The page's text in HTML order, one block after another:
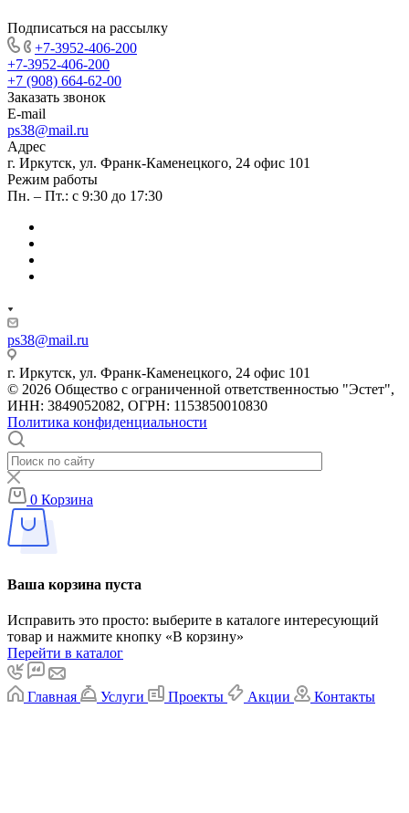
Подписаться на рассылку
+7-3952-406-200
+7-3952-406-200
+7 (908) 664-62-00
Заказать звонок
E-mail
ps38@mail.ru
Адрес
г. Иркутск, ул. Франк-Каменецкого, 24 офис 101
Режим работы
Пн. – Пт.: с 9:30 до 17:30
ps38@mail.ru
г. Иркутск, ул. Франк-Каменецкого, 24 офис 101
© 2026 Общество с ограниченной ответственностью "Эстет",
ИНН: 3849052082, ОГРН: 1153850010830
Политика конфиденциальности
0 Корзина
Ваша корзина пуста
Исправить это просто: выберите в каталоге интересующий
товар и нажмите кнопку «В корзину»
Перейти в каталог
Главная Услуги Проекты Акции Контакты